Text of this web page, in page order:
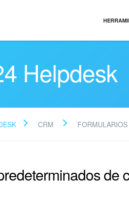
Helpdesk
CRM
de